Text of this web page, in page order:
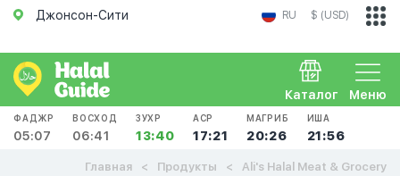
Джонсон-Сити RU $ (USD)
Меню
Каталог
ФАДЖР
05:07
ВОСХОД
06:41
ЗУХР
13:40
АСР
17:21
МАГРИБ
20:26
ИША
21:56
Главная Продукты Ali's Halal Meat & Grocery